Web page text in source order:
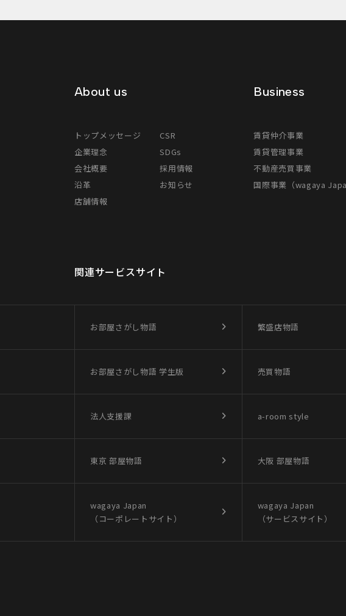
About us
トップメッセージ
企業理念
会社概要
沿革
店舗情報
CSR
SDGs
採用情報
お知らせ
Business
賃貸仲介事業
賃貸管理事業
不動産売買事業
国際事業（wagaya
関連サービスサイト
お部屋さがし物語 繁盛店物語
お部屋さがし物語 学生版 売買物語
法人支援課 a-room style
東京 部屋物語 大阪 部屋物語
wagaya Japan
（コーポレートサイト）
wagaya Japan
（サービスサイト）